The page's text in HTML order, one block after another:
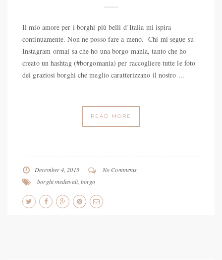
Il mio amore per i borghi più belli d’Italia mi ispira
continuamente. Non ne posso fare a meno. Chi mi segue su
Instagram ormai sa che ho una borgo mania, tanto che ho
creato un hashtag (#borgomania) per raccogliere tutte le foto
dei graziosi borghi che meglio caratterizzano il nostro ...
READ MORE
December 4, 2015
No Comments
borghi medievali,borgo